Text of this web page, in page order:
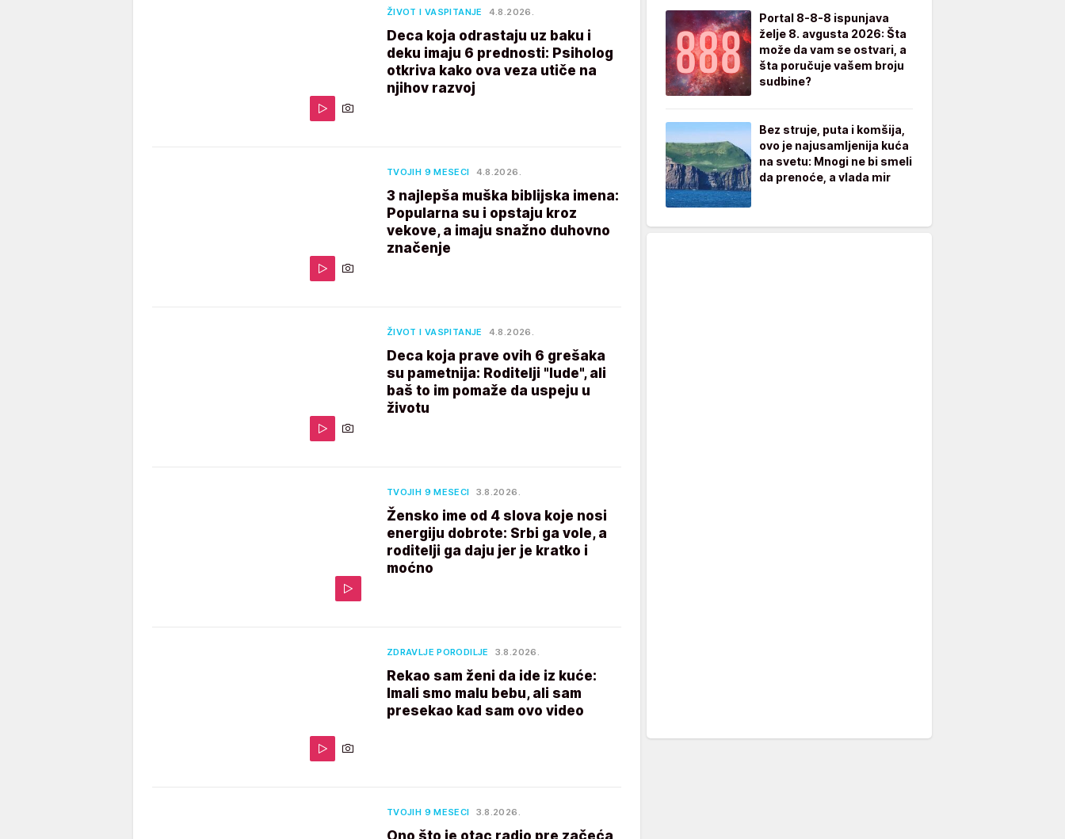
ŽIVOT I VASPITANJE 4.8.2026.
Deca koja odrastaju uz baku i
deku imaju 6 prednosti: Psiholog
otkriva kako ova veza utiče na
njihov razvoj
TVOJIH 9 MESECI 4.8.2026.
3 najlepša muška biblijska imena:
Popularna su i opstaju kroz
vekove, a imaju snažno duhovno
značenje
ŽIVOT I VASPITANJE 4.8.2026.
Deca koja prave ovih 6 grešaka
su pametnija: Roditelji "lude", ali
baš to im pomaže da uspeju u
životu
TVOJIH 9 MESECI 3.8.2026.
Žensko ime od 4 slova koje nosi
energiju dobrote: Srbi ga vole, a
roditelji ga daju jer je kratko i
moćno
ZDRAVLJE PORODILJE 3.8.2026.
Rekao sam ženi da ide iz kuće:
Imali smo malu bebu, ali sam
presekao kad sam ovo video
TVOJIH 9 MESECI 3.8.2026.
Ono što je otac radio pre začeća
Portal 8-8-8 ispunjava
želje 8. avgusta 2026: Šta
može da vam se ostvari, a
šta poručuje vašem broju
sudbine?
Bez struje, puta i komšija,
ovo je najusamljenija kuća
na svetu: Mnogi ne bi smeli
da prenoće, a vlada mir